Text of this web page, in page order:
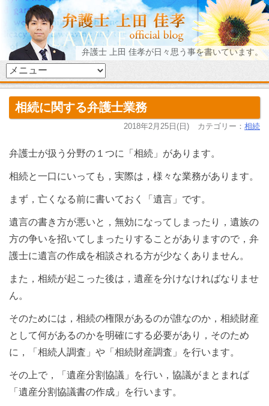
弁護士 上田 佳孝が日々思う事を書いています。
相続に関する弁護士業務
2018年2月25日(日) カテゴリー： 相続
弁護士が扱う分野の１つに「相続」があります。
相続と一口にいっても，実際は，様々な業務があります。
まず，亡くなる前に書いておく「遺言」です。
遺言の書き方が悪いと，無効になってしまったり，遺族の
方の争いを招いてしまったりすることがありますので，弁
護士に遺言の作成を相談される方が少なくありません。
また，相続が起こった後は，遺産を分けなければなりませ
ん。
そのためには，相続の権限があるのが誰なのか，相続財産
として何があるのかを明確にする必要があり，そのため
に，「相続人調査」や「相続財産調査」を行います。
その上で，「遺産分割協議」を行い，協議がまとまれば
「遺産分割協議書の作成」を行います。